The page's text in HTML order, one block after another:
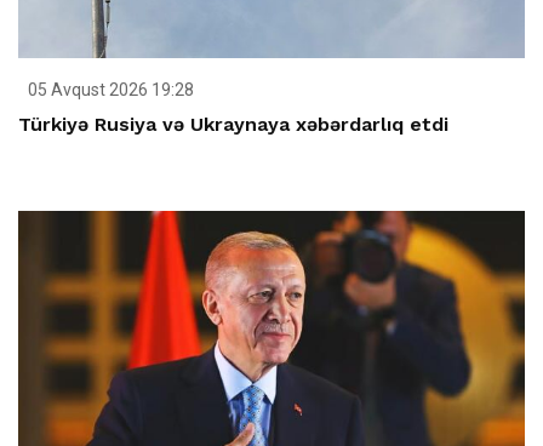
05 Avqust 2026 19:28
Türkiyə Rusiya və Ukraynaya xəbərdarlıq etdi